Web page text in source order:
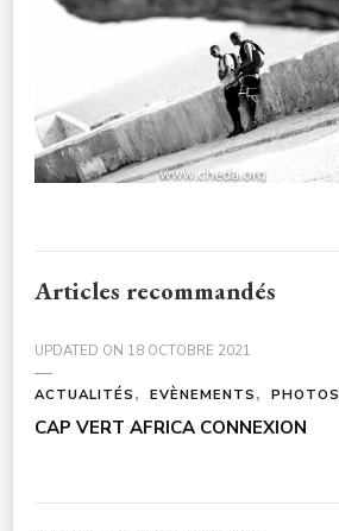
Articles recommandés
UPDATED ON 18 OCTOBRE 2021
ACTUALITÉS EVÈNEMENTS PHOTOS
CAP VERT AFRICA CONNEXION